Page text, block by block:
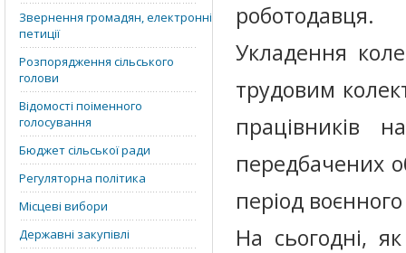
Звернення громадян, електронні
петиції
Розпорядження сільського
голови
Відомості поіменного
голосування
Бюджет сільської ради
Регуляторна політика
Місцеві вибори
Державні закупівлі
роботодавця.
Укладення
трудовим
працівників
передбачених
період воєнного
На сьогодні,